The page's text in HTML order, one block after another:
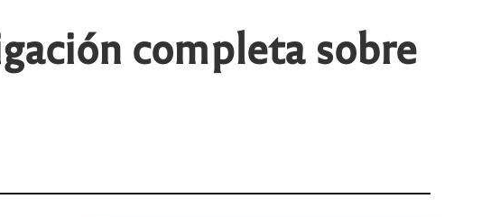
completa sobre